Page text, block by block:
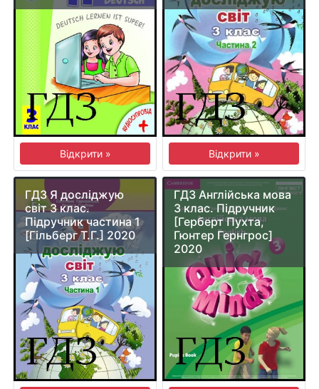
Відкрити » Відкрити »
ГДЗ Я досліджую
світ 3 клас.
Підручник частина 1
[Гільберг Т.Г.] 2020
ГДЗ Англійська мова
3 клас. Підручник
[Герберт Пухта,
Гюнтер Гернгрос]
2020